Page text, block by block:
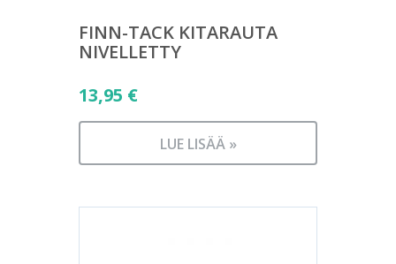
FINN-TACK KITARAUTA
NIVELLETTY
13,95 €
LUE LISÄÄ »